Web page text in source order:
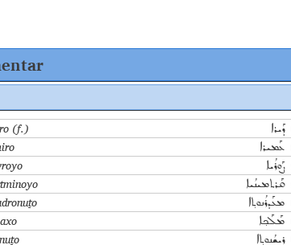
(f.) ܕܰܝܪܐ
ܥܰܡܝܪܐ
ܨܰܘܪܳܝܐ
ܩܰܪܬܡܝܢܳܝܐ
ܡܥܰܕܪܳܢܘܬ݂ܐ
ܡܰܠܰܟ݂ܐ
ܪܝܫܳܢܘܬ݂ܐ